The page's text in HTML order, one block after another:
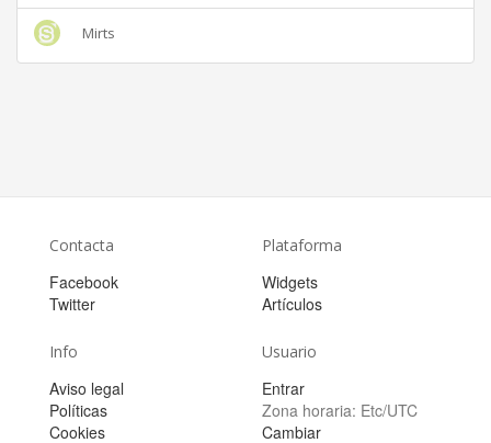
Mirts
Contacta
Facebook
Twitter
Plataforma
Widgets
Artículos
Info
Aviso legal
Políticas
Cookies
Usuario
Entrar
Zona horaria: Etc/UTC
Cambiar